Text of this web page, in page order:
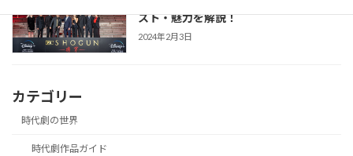
スト・魅力を解説！
2024年2月3日
カテゴリー
時代劇の世界
時代劇作品ガイド